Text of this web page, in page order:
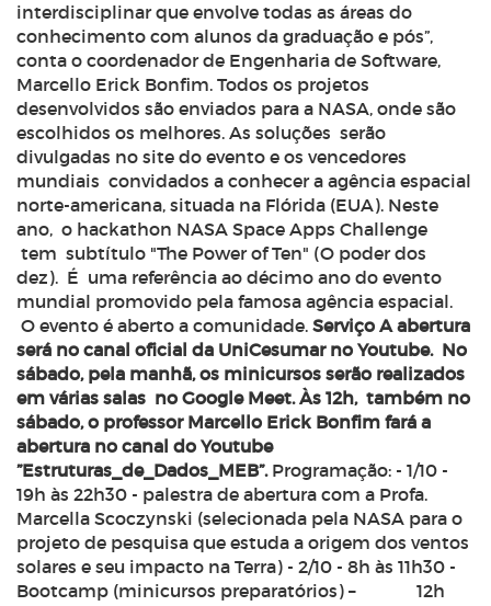
interdisciplinar que envolve todas as áreas do
conhecimento com alunos da graduação e pós”,
conta o coordenador de Engenharia de Software,
Marcello Erick Bonfim. Todos os projetos
desenvolvidos são enviados para a NASA, onde são
escolhidos os melhores. As soluções serão
divulgadas no site do evento e os vencedores
mundiais convidados a conhecer a agência espacial
norte-americana, situada na Flórida (EUA). Neste
ano, o hackathon NASA Space Apps Challenge
tem subtítulo "The Power of Ten" (O poder dos
dez). É uma referência ao décimo ano do evento
mundial promovido pela famosa agência espacial.
O evento é aberto a comunidade. Serviço A abertura
será no canal oficial da UniCesumar no Youtube. No
sábado, pela manhã, os minicursos serão realizados
em várias salas no Google Meet. Às 12h, também no
sábado, o professor Marcello Erick Bonfim fará a
abertura no canal do Youtube
”Estruturas_de_Dados_MEB”. Programação: - 1/10 -
19h às 22h30 - palestra de abertura com a Profa.
Marcella Scoczynski (selecionada pela NASA para o
projeto de pesquisa que estuda a origem dos ventos
solares e seu impacto na Terra) - 2/10 - 8h às 11h30 -
Bootcamp (minicursos preparatórios) –
12h